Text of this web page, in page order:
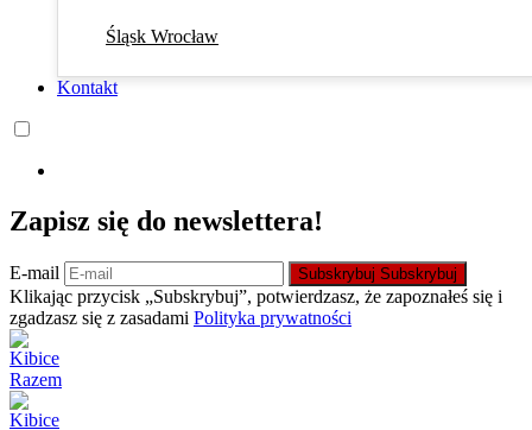
Śląsk Wrocław
Kontakt
Zapisz się do newslettera!
E-mail Subskrybuj Subskrybuj
Klikając przycisk „Subskrybuj”, potwierdzasz, że zapoznałeś się i
zgadzasz się z zasadami Polityka prywatności